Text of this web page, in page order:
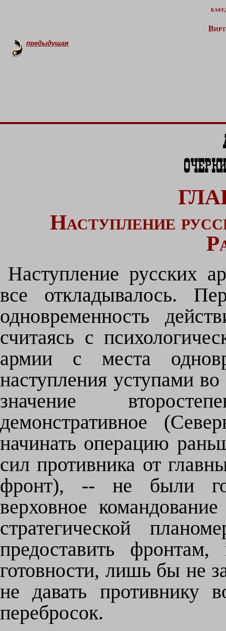
предыдущая
Наступление
Наступление русских
все откладывалось.
одновременность
считаясь с
армии с места
наступления уступами
значение
демонстративное
начинать операцию
сил противника от
фронт), -- не были
верховное
стратегической
предоставить
готовности, лишь бы не
не давать противнику
перебросок.